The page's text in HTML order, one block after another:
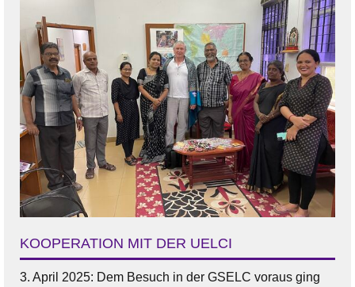
KOOPERATION MIT DER UELCI
3. April 2025: Dem Besuch in der GSELC voraus ging